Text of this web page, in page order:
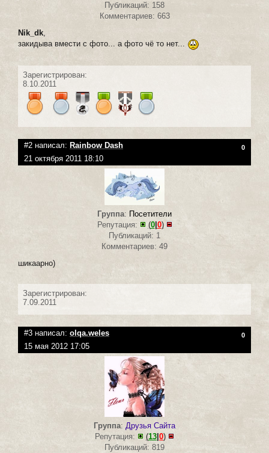
Публикаций: 158
Комментариев: 663
Nik_dk,
закидыва вмести с фото... а фото чё то нет...
Зарегистрирован:
8.10.2011
#2 написал: Rainbow Dash 0
21 октября 2011 18:10
Группа: Посетители
Репутация:
(0| 0)
Публикаций: 1
Комментариев: 49
шикаарно)
Зарегистрирован:
7.09.2011
#3 написал: olqa.weles 0
15 мая 2012 17:05
Группа: Друзья Сайта
Репутация:
(13 0)
Публикаций: 819